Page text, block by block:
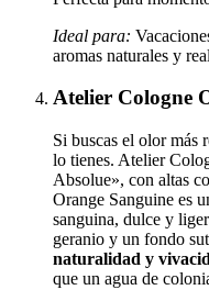
Ideal para:
aromas naturales y
Atelier Cologne
Si buscas el olor más
lo tienes. Atelier
Absolue», con altas
Orange Sanguine es
sanguina, dulce y
geranio y un fondo
naturalidad y
que un agua de